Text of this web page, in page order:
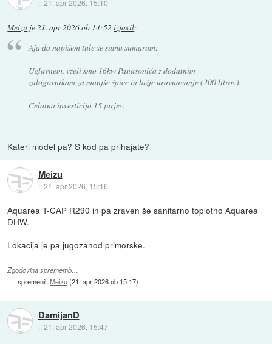
::21. apr 2026, 15:10
Meizu je21. apr 2026 ob 14:52 izjavil:
Aja da napišem tule še suma sumarum:
Uglavnem, vzeli smo 16kw Panasoniča z dodatnim
zalogovnikom za manjše špice in lažje uravnavanje (300 litrov).
Celotna investicija 15 jurjev.
Kateri model pa? S kod pa prihajate?
Meizu
::21. apr 2026, 15:16
Aquarea T-CAP R290 in pa zraven še sanitarno toplotno Aquarea
DHW.
Lokacija je pa jugozahod primorske.
Zgodovina sprememb…
spremenil:Meizu(21. apr 2026 ob 15:17)
DamijanD
::21. apr 2026, 15:47